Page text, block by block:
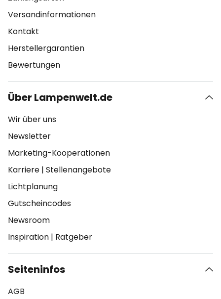
Versandinformationen
Kontakt
Herstellergarantien
Bewertungen
Über Lampenwelt.de
Wir über uns
Newsletter
Marketing-Kooperationen
Karriere | Stellenangebote
Lichtplanung
Gutscheincodes
Newsroom
Inspiration | Ratgeber
Seiteninfos
AGB